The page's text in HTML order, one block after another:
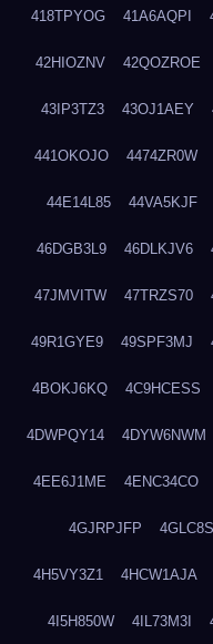
418TPYOG 41A6AQPI
42HIOZNV 42QOZROE
43IP3TZ3 43OJ1AEY
441OKOJO 4474ZR0W
44E14L85 44VA5KJF
46DGB3L9 46DLKJV6
47JMVITW 47TRZS70
49R1GYE9 49SPF3MJ
4BOKJ6KQ 4C9HCESS
4DWPQY14 4DYW6NWM
4EE6J1ME 4ENC34CO
4GJRPJFP
4H5VY3Z1 4HCW1AJA
4I5H850W 4IL73M3I